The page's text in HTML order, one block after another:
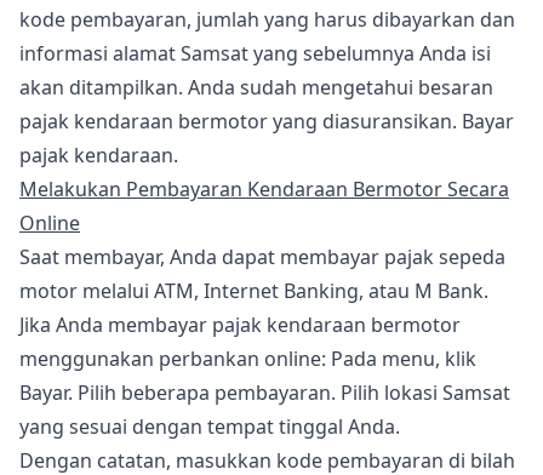
kode pembayaran, jumlah yang harus dibayarkan dan
informasi alamat Samsat yang sebelumnya Anda isi
akan ditampilkan. Anda sudah mengetahui besaran
pajak kendaraan bermotor yang diasuransikan. Bayar
pajak kendaraan.
Melakukan Pembayaran Kendaraan Bermotor Secara
Online
Saat membayar, Anda dapat membayar pajak sepeda
motor melalui ATM, Internet Banking, atau M Bank.
Jika Anda membayar pajak kendaraan bermotor
menggunakan perbankan online: Pada menu, klik
Bayar. Pilih beberapa pembayaran. Pilih lokasi Samsat
yang sesuai dengan tempat tinggal Anda.
Dengan catatan, masukkan kode pembayaran di bilah